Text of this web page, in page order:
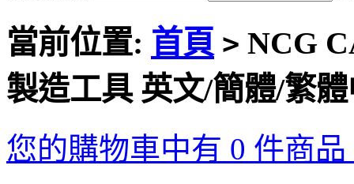
當前位置: 首頁 > NCG
製造工具 英文/簡體/繁
您的購物車中有 0 件商